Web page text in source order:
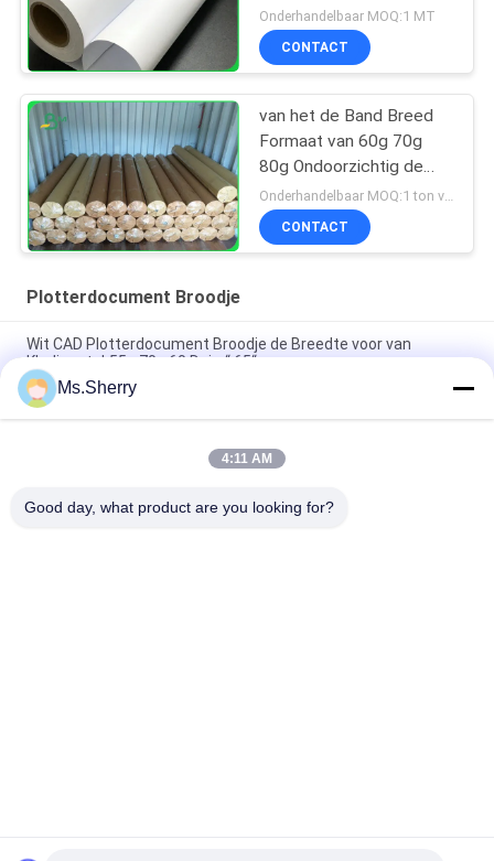
Scherpe voor de Printer
van de graphtecplotter
Onderhandelbaar MOQ:1 MT
CONTACT
van het de Band Breed
Formaat van 60g 70g
80g Ondoorzichtig de
Plotterdocument voor
Vlotte Kledingstukfabriek
Onderhandelbaar MOQ:1 ton voor gemeenschappelijke grootte & 10 ton voor speciale grootte
CONTACT
Plotterdocument Broodje
Wit CAD Plotterdocument Broodje de Breedte voor van
Kledingstuk55g 70g 60 Duim“ 65“
Inkjet-de Plotterdocument van de Druk60gsm Band Broodje
voor het Opstellen van Printer
80gsm CAD plotterpapierrollen, perfect voor gedetailleerde
Ms.Sherry
4:11 AM
Good day, what product are you looking for?